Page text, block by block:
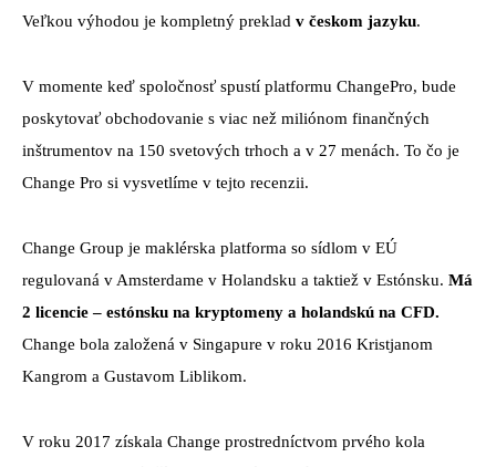
Veľkou výhodou je kompletný preklad v českom jazyku.
V momente keď spoločnosť spustí platformu ChangePro, bude
poskytovať obchodovanie s viac než miliónom finančných
inštrumentov na 150 svetových trhoch a v 27 menách. To čo je
Change Pro si vysvetlíme v tejto recenzii.
Change Group je maklérska platforma so sídlom v EÚ
regulovaná v Amsterdame v Holandsku a taktiež v Estónsku. Má
2 licencie – estónsku na kryptomeny a holandskú na CFD.
Change bola založená v Singapure v roku 2016 Kristjanom
Kangrom a Gustavom Liblikom.
V roku 2017 získala Change prostredníctvom prvého kola